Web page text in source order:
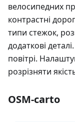
велосипедних
контрастні
типи стежок,
додаткові
повітрі.
розрізняти
OSM-carto